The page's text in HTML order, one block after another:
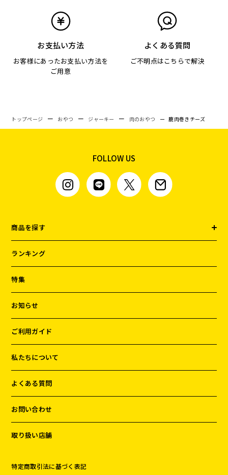
お支払い方法
お客様にあったお支払い方法を
ご用意
よくある質問
ご不明点はこちらで解決
トップページ おやつ ジャーキー 肉のおやつ 鹿肉巻きチーズ
FOLLOW US
商品を探す
ランキング
特集
お知らせ
ご利用ガイド
私たちについて
よくある質問
お問い合わせ
取り扱い店舗
特定商取引法に基づく表記